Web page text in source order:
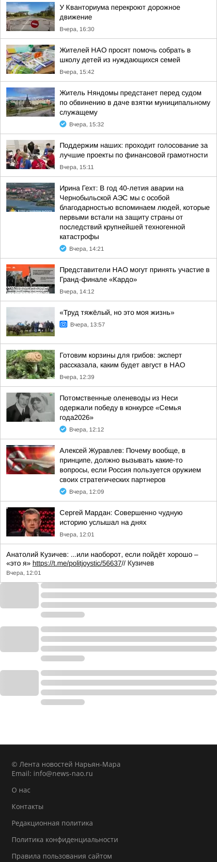
У Кванториума перекроют дорожное
движение
Вчера, 16:30
Жителей НАО просят помочь собрать в
школу детей из нуждающихся семей
Вчера, 15:42
Житель Няндомы предстанет перед судом
по обвинению в даче взятки муниципальному
служащему
Вчера, 15:32
Поддержим наших: проходит голосование за
лучшие проекты по финансовой грамотности
Вчера, 15:11
Ирина Гехт: В год 40-летия аварии на
Чернобыльской АЭС мы с особой
благодарностью вспоминаем людей, которые
первыми встали на защиту страны от
последствий крупнейшей техногенной
катастрофы
Вчера, 14:21
Представители НАО могут принять участие в
Гранд-финале «Кардо»
Вчера, 14:12
«Труд тяжёлый, но это моя жизнь»
Вчера, 13:57
Готовим корзины для грибов: эксперт
рассказала, каким будет август в НАО
Вчера, 12:39
Потомственные оленеводы из Неси
одержали победу в конкурсе «Семья
года2026»
Вчера, 12:12
Алексей Журавлев: Почему вообще, в
принципе, должно вызывать какие-то
вопросы, если Россия пользуется оружием
своих стратегических партнеров
Вчера, 12:09
Сергей Мардан: Совершенно чудную
историю услышал на днях
Вчера, 12:01
Анатолий Кузичев: ...или наоборот, если пойдёт хорошо –
«это я» https://t.me/politjoystic/56637// Кузичев
Вчера, 12:01
© Лента новостей Нарьян-Мара
Email: info@news-nao.ru
О нас
Контакты
Редакционная политика
Политика конфиденциальности
Правила пользования сайтом